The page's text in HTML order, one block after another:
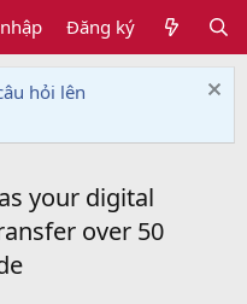
Đăng ký
hỏi lên
your digital
over 50